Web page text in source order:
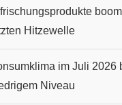
Hitzewelle
im Juli 2026
Niveau